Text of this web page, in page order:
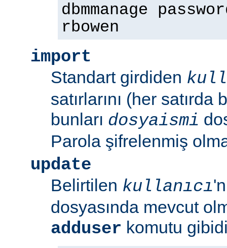
dbmmanage
rbowen
import
Standart girdiden
satırlarını (her
bunları dosyaismi
Parola şifrelenmiş
update
Belirtilen kullanıcı
dosyasında mevcut
adduser komutu